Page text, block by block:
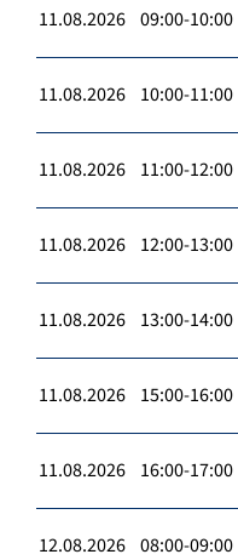
11.08.2026 09:00-10:00
11.08.2026 10:00-11:00
11.08.2026 11:00-12:00
11.08.2026 12:00-13:00
11.08.2026 13:00-14:00
11.08.2026 15:00-16:00
11.08.2026 16:00-17:00
12.08.2026 08:00-09:00